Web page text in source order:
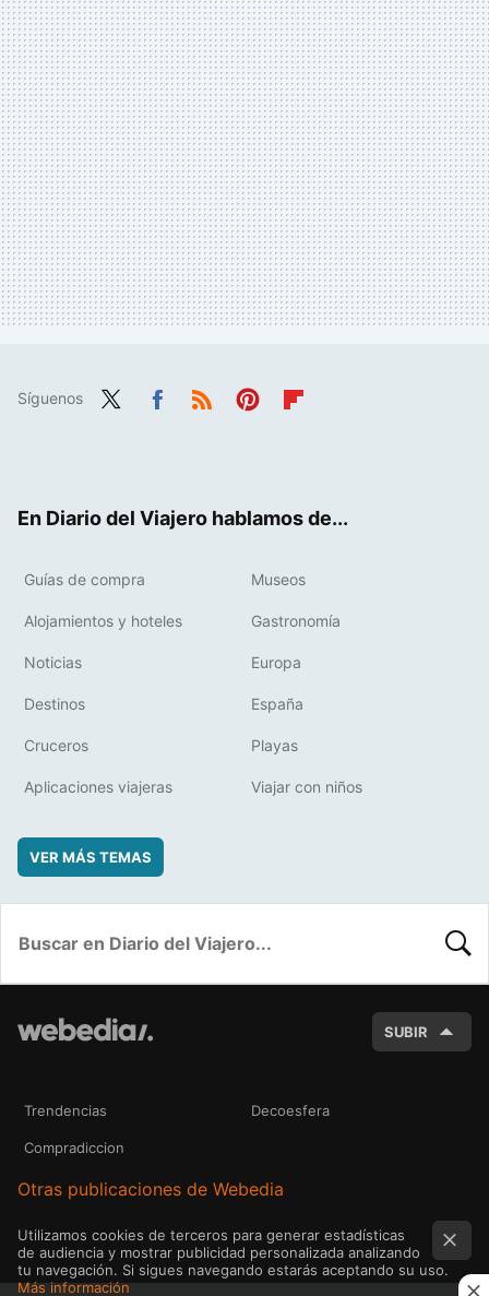
Síguenos
En Diario del Viajero hablamos de...
Guías de compra Museos
Alojamientos y hoteles Gastronomía
Noticias Europa
Destinos España
Cruceros Playas
Aplicaciones viajeras Viajar con niños
VER MÁS TEMAS
SUBIR
Trendencias Decoesfera
Compradiccion
Otras publicaciones de Webedia
Utilizamos cookies de terceros para generar estadísticas
de audiencia y mostrar publicidad personalizada analizando
tu navegación. Si sigues navegando estarás aceptando su uso.
Más información